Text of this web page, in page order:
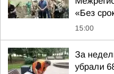
«Без
15:00
За
убрали